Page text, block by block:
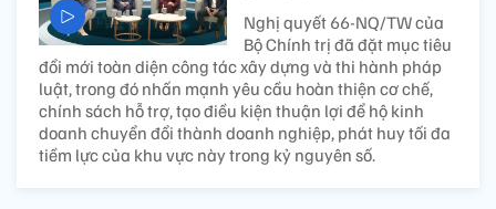
Nghị quyết 66-NQ/TW của
Bộ Chính trị đã đặt mục tiêu
đổi mới toàn diện công tác xây dựng và thi hành pháp
luật, trong đó nhấn mạnh yêu cầu hoàn thiện cơ chế,
chính sách hỗ trợ, tạo điều kiện thuận lợi để hộ kinh
doanh chuyển đổi thành doanh nghiệp, phát huy tối đa
tiềm lực của khu vực này trong kỷ nguyên số.